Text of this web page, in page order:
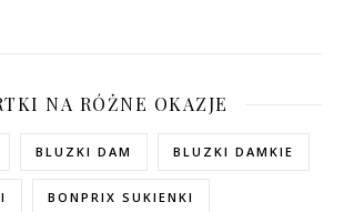
NA RÓŻNE OKAZJE
BLUZKI DAM BLUZKI DAMKIE
BONPRIX SUKIENKI